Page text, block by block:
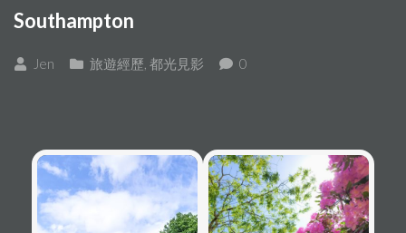
Southampton
Jen 旅遊經歷 都光見影 0